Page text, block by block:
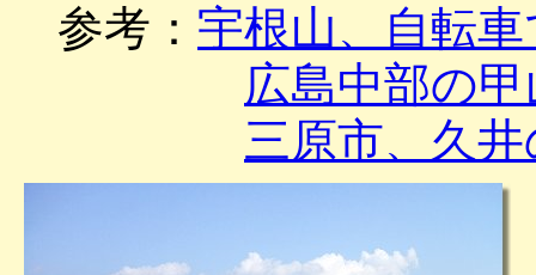
参考： 宇根山、自転
広島中部の
三原市、久